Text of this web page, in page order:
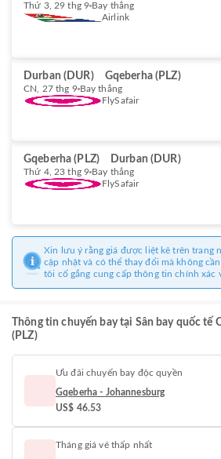
Thứ 3, 29 thg 9 Bay thẳng
Airlink
Durban (DUR) Gqeberha (PLZ)
CN, 27 thg 9 Bay thẳng
FlySafair
Gqeberha (PLZ) Durban (DUR)
Thứ 4, 23 thg 9 Bay thẳng
FlySafair
Xin lưu ý rằng giá được liệt kê trên trang
cập nhật và có thể thay đổi mà không
tôi cố gắng cung cấp thông tin chính xác
Thông tin chuyến bay tại Sân bay quốc tế
(PLZ)
Ưu đãi chuyến bay độc quyền
Gqeberha - Johannesburg
US$ 46.53
Tháng giá vé thấp nhất